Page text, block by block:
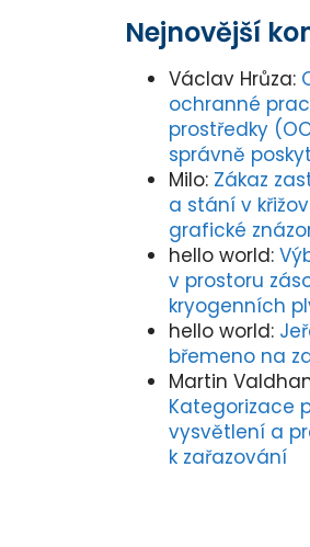
Nejnovější
Václav Hrůza:
ochranné
prostředky
správně
Milo: Zákaz
a stání v
grafické
hello world:
v prostoru
kryogenních
hello world:
břemeno na
Martin
Kategorizace
vysvětlení a
k zařazování